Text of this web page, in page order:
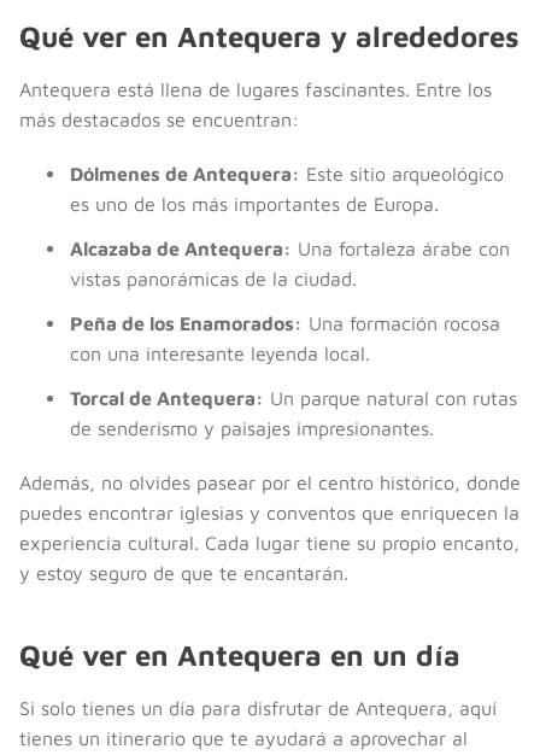
Qué ver en Antequera y alrededores
Antequera está llena de lugares fascinantes. Entre los
más destacados se encuentran:
Dólmenes de Antequera: Este sitio arqueológico
es uno de los más importantes de Europa.
Alcazaba de Antequera: Una fortaleza árabe con
vistas panorámicas de la ciudad.
Peña de los Enamorados: Una formación rocosa
con una interesante leyenda local.
Torcal de Antequera: Un parque natural con rutas
de senderismo y paisajes impresionantes.
Además, no olvides pasear por el centro histórico, donde
puedes encontrar iglesias y conventos que enriquecen la
experiencia cultural. Cada lugar tiene su propio encanto,
y estoy seguro de que te encantarán.
Qué ver en Antequera en un día
Si solo tienes un día para disfrutar de Antequera, aquí
tienes un itinerario que te ayudará a aprovechar al